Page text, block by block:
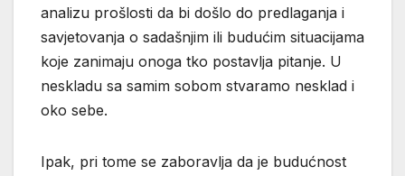
analizu prošlosti da bi došlo do predlaganja i
savjetovanja o sadašnjim ili budućim situacijama
koje zanimaju onoga tko postavlja pitanje. U
neskladu sa samim sobom stvaramo nesklad i
oko sebe.
Ipak, pri tome se zaboravlja da je budućnost